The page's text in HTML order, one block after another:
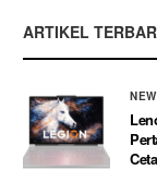
ARTIKEL